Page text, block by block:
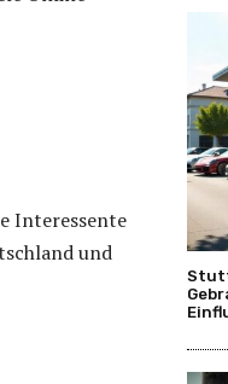
Interessente
und